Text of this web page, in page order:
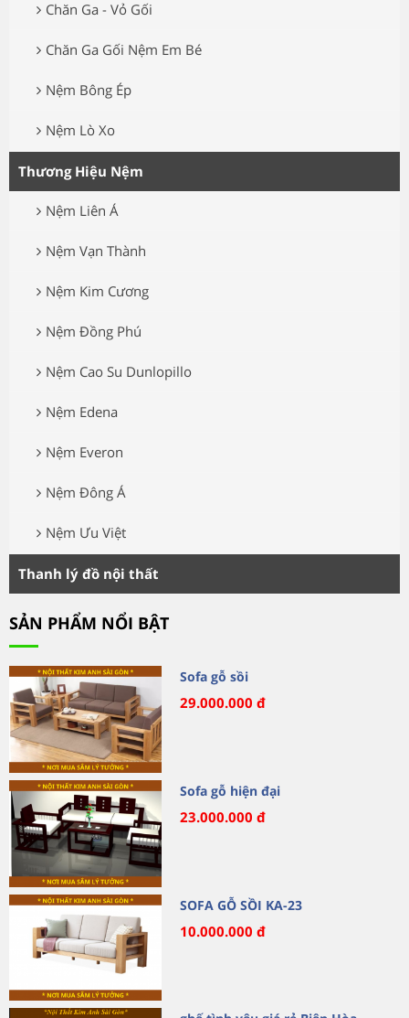
Chăn Ga - Vỏ Gối
Chăn Ga Gối Nệm Em Bé
Nệm Bông Ép
Nệm Lò Xo
Thương Hiệu Nệm
Nệm Liên Á
Nệm Vạn Thành
Nệm Kim Cương
Nệm Đồng Phú
Nệm Cao Su Dunlopillo
Nệm Edena
Nệm Everon
Nệm Đông Á
Nệm Ưu Việt
Thanh lý đồ nội thất
SẢN PHẨM NỔI BẬT
Sofa gỗ sồi
29.000.000 đ
Sofa gỗ hiện đại
23.000.000 đ
SOFA GỖ SỒI KA-23
10.000.000 đ